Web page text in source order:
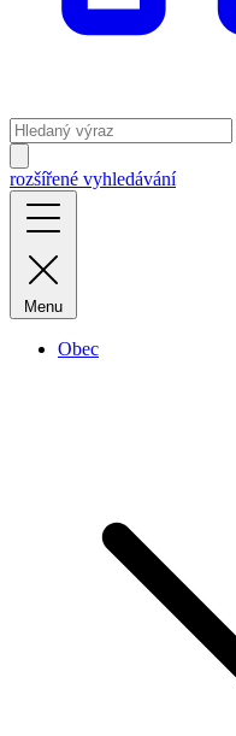
rozšířené vyhledávání
Menu
Obec